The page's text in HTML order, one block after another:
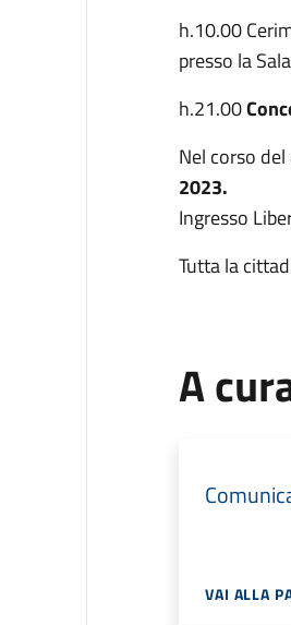
h.10.00
presso la
h.21.00
Nel corso
2023.
Ingresso
Tutta la
A
VAI ALLA